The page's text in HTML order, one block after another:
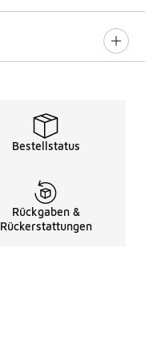
Bestellstatus
Rückgaben &
Rückerstattungen